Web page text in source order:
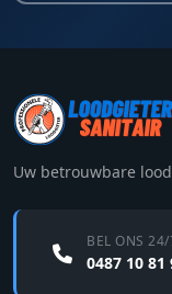
Uw betrouwbare
BEL ONS 24/
0487 10 81